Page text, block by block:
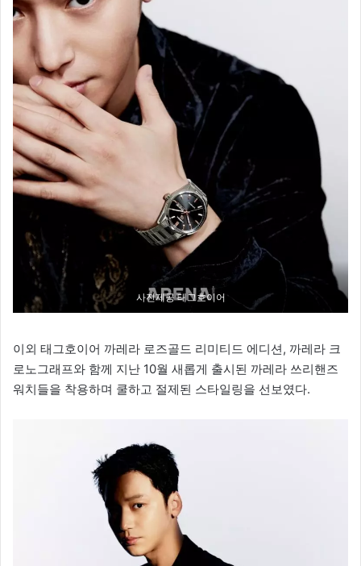
사진제공 태그호이어
이외 태그호이어 까레라 로즈골드 리미티드 에디션, 까레라 크
로노그래프와 함께 지난 10월 새롭게 출시된 까레라 쓰리핸즈
워치들을 착용하며 쿨하고 절제된 스타일링을 선보였다.